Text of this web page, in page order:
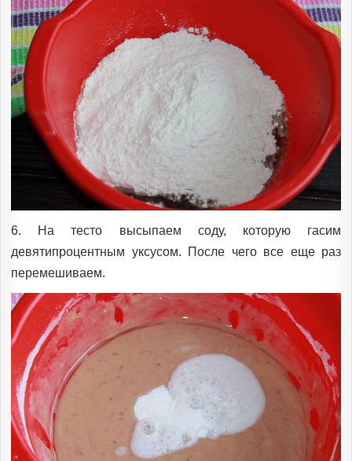
6. На тесто высыпаем соду, которую гасим
девятипроцентным уксусом. После чего все еще раз
перемешиваем.